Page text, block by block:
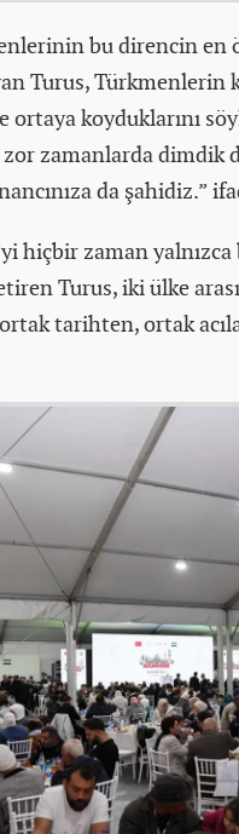
bu direncin
Turus,
ortaya koyduklarını
zor zamanlarda
da şahidiz.”
hiçbir zaman
Turus, iki ülke
tarihten, ortak